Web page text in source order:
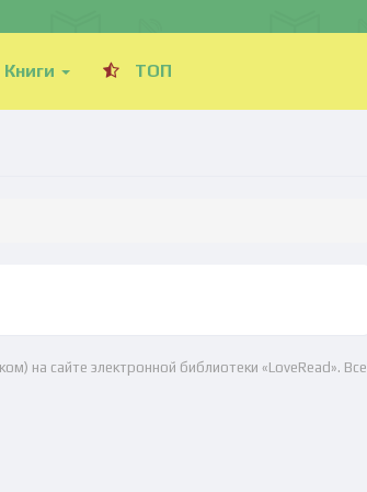
Книги ТОП
на сайте электронной библиотеки «LoveRead». Все